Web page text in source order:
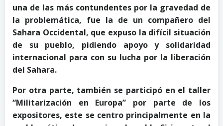
una de las más contundentes por la gravedad de
la problemática, fue la de un compañero del
Sahara Occidental, que expuso la difícil situación
de su pueblo, pidiendo apoyo y solidaridad
internacional para con su lucha por la liberación
del Sahara.
Por otra parte, también se participó en el taller
“Militarización en Europa” por parte de los
expositores, este se centro principalmente en la